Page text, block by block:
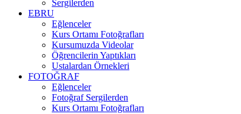
Sergilerden
EBRU
Eğlenceler
Kurs Ortamı Fotoğrafları
Kursumuzda Videolar
Öğrencilerin Yaptıkları
Ustalardan Örnekleri
FOTOĞRAF
Eğlenceler
Fotoğraf Sergilerden
Kurs Ortamı Fotoğrafları